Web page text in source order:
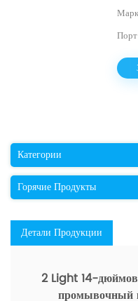
Категории
Горячие Продукты
Детали Продукции
2 Light 14-
промывочный